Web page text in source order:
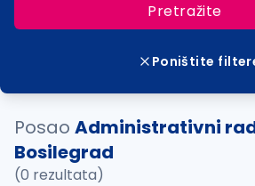
Pretražite
Poništite
Posao Administrativni
Bosilegrad
(0 rezultata)